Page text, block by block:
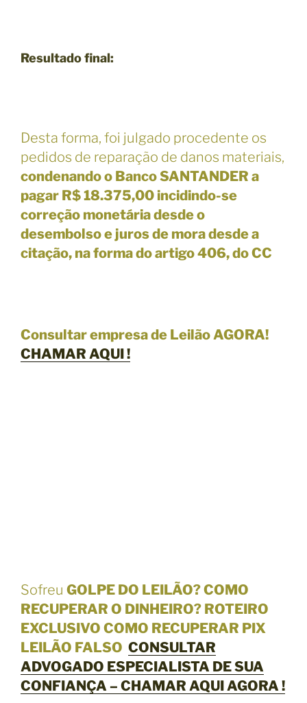
Resultado final:
Desta forma, foi julgado procedente os
pedidos de reparação de danos materiais,
condenando o Banco SANTANDER a
pagar R$ 18.375,00 incidindo-se
correção monetária desde o
desembolso e juros de mora desde a
citação, na forma do artigo 406, do CC
Consultar empresa de Leilão AGORA!
CHAMAR AQUI !
Sofreu GOLPE DO LEILÃO? COMO
RECUPERAR O DINHEIRO? ROTEIRO
EXCLUSIVO COMO RECUPERAR PIX
LEILÃO FALSO CONSULTAR
ADVOGADO ESPECIALISTA DE SUA
CONFIANÇA – CHAMAR AQUI AGORA !